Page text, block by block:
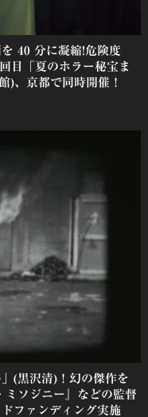
40 分に凝縮!危険度
目「夏のホラー秘宝ま
)、京都で同時開催！
(黒沢清)！幻の傑作を
ミソジニー』などの監督
ファンディング実施